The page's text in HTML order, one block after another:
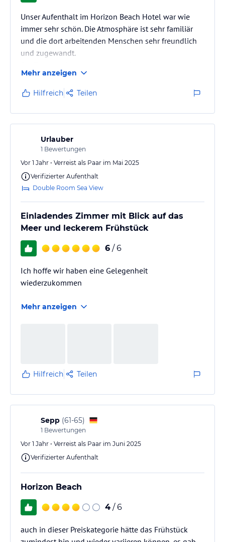
Unser Aufenthalt im Horizon Beach Hotel war wie
immer sehr schön. Die Atmosphäre ist sehr familiär
und die dort arbeitenden Menschen sehr freundlich
und zugewandt.
Danke!
Der Reiseverlauf ließ mit teilweise um Stunden
verschobenen Flugzeiten sehr zu Wünschen übrig.
Auch die Transferabsage über die TUI-Seite gestaltete
sich sehr schwierig, sodass nur ein Anruf half. Das
könnte echt besser und einfacher gehen.
Mehr anzeigen
Hilfreich Teilen
Urlauber
1 Bewertungen
Vor 1 Jahr • Verreist als Paar im Mai 2025
Verifizierter Aufenthalt
Double Room Sea View
Einladendes Zimmer mit Blick auf das
Meer und leckerem Frühstück
6 / 6
Ich hoffe wir haben eine Gelegenheit
wiederzukommen
Mehr anzeigen
Hilfreich Teilen
Sepp (61-65)
1 Bewertungen
Vor 1 Jahr • Verreist als Paar im Juni 2025
Verifizierter Aufenthalt
Horizon Beach
4 / 6
auch in dieser Preiskategorie hätte das Frühstück